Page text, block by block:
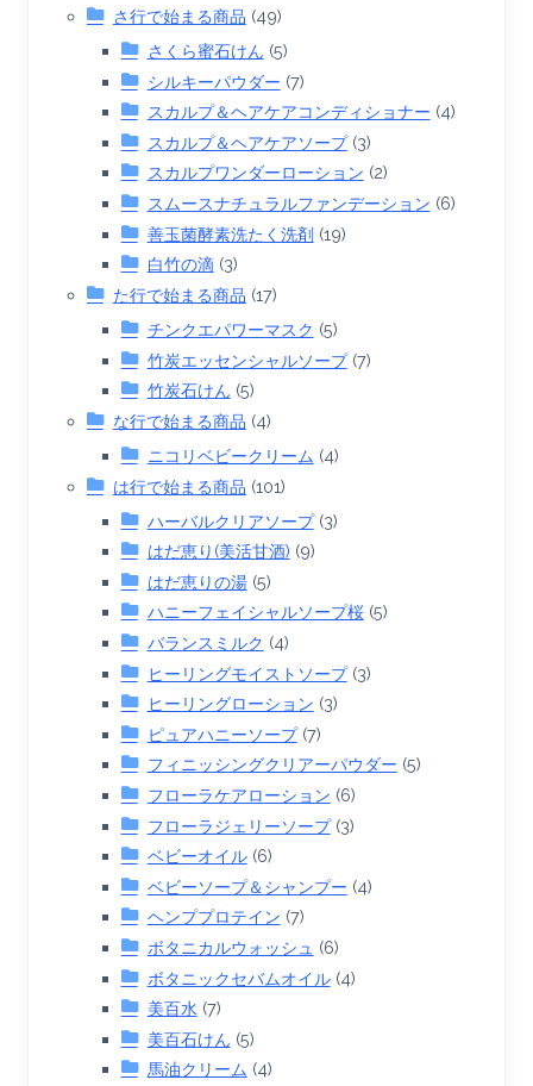
さ行で始まる商品 (49)
さくら蜜石けん (5)
シルキーパウダー (7)
スカルプ＆ヘアケアコンディショナー (4)
スカルプ＆ヘアケアソープ(3)
スカルプワンダーローション (2)
スムースナチュラルファンデーション (6)
善玉菌酵素洗たく洗剤(19)
白竹の滴(3)
た行で始まる商品 (17)
チンクエパワーマスク (5)
竹炭エッセンシャルソープ(7)
竹炭石けん (5)
な行で始まる商品 (4)
ニコリベビークリーム (4)
は行で始まる商品 (101)
ハーバルクリアソープ(3)
はだ恵り(美活甘酒) (9)
はだ恵りの湯(5)
ハニーフェイシャルソープ桜(5)
バランスミルク (4)
ヒーリングモイストソープ(3)
ヒーリングローション (3)
ピュアハニーソープ(7)
フィニッシングクリアーパウダー (5)
フローラケアローション (6)
フローラジェリーソープ(3)
ベビーオイル(6)
ベビーソープ＆シャンプー (4)
ヘンププロテイン (7)
ボタニカルウォッシュ (6)
ボタニックセバムオイル(4)
美百水 (7)
美百石けん (5)
馬油クリーム (4)